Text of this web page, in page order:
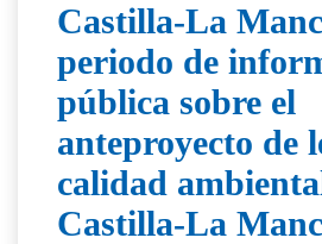
Castilla-La
periodo de
pública sobre el
anteproyecto de
calidad
Castilla-La